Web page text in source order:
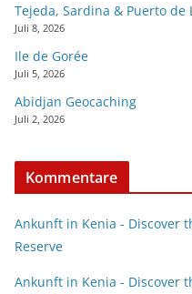
Tejeda, Sardina & Puerto de
Juli 8, 2026
Ile de Gorée
Juli 5, 2026
Abidjan Geocaching
Juli 2, 2026
Kommentare
Ankunft in Kenia - Discover
Reserve
Ankunft in Kenia - Discover